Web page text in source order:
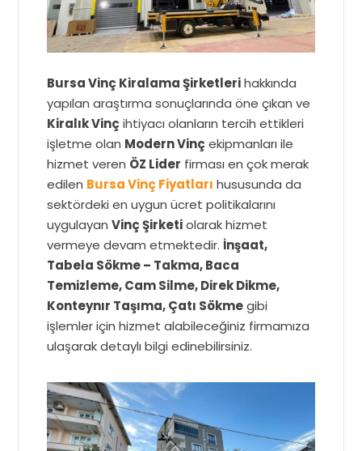
Bursa Vinç Kiralama Şirketlerihakkında
yapılan araştırma sonuçlarında öne çıkan ve
Kiralık Vinçihtiyacı olanların tercih ettikleri
işletme olan Modern Vinçekipmanları ile
hizmet veren ÖZ Lider firması en çok merak
edilen Bursa Vinç Fiyatları hususunda da
sektördeki en uygun ücret politikalarını
uygulayanVinç Şirketiolarak hizmet
vermeye devam etmektedir. İnşaat,
Tabela Sökme – Takma, Baca
Temizleme, Cam Silme, Direk Dikme,
Konteynır Taşıma, Çatı Sökmegibi
işlemler için hizmet alabileceğiniz firmamıza
ulaşarak detaylı bilgi edinebilirsiniz.